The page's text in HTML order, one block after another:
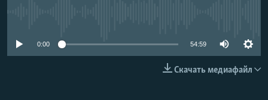
0:00 54:59
Скачать медиафайл